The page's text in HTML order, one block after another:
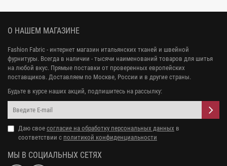
О НАШЕМ МАГАЗИНЕ
Fashion Fabric - интернет магазин итальянских тканей и швейной
фурнитуры. Всегда в наличии - тысячи наименований товаров для шитья
на любой вкус. Прямые поставки от проверенных европейских
поставщиков. Доставляем по Москве, России и в другие страны.
Будьте в курсе наших акций, подпишитесь на рассылку:
Даю свое согласие на обработку персональных данных в
соответствии с политикой конфиденциальности
МЫ В СОЦИАЛЬНЫХ СЕТЯХ